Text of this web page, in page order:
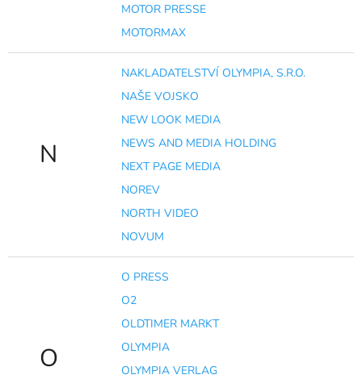
MOTOR PRESSE
MOTORMAX
N
NAKLADATELSTVÍ OLYMPIA, S.R.O.
NAŠE VOJSKO
NEW LOOK MEDIA
NEWS AND MEDIA HOLDING
NEXT PAGE MEDIA
NOREV
NORTH VIDEO
NOVUM
O
O PRESS
O2
OLDTIMER MARKT
OLYMPIA
OLYMPIA VERLAG